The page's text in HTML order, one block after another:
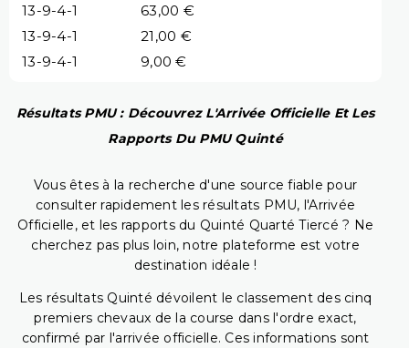
13-9-4-1
63,00 €
13-9-4-1
21,00 €
13-9-4-1
9,00 €
Résultats PMU : Découvrez L'Arrivée Officielle Et Les
Rapports Du PMU Quinté
Vous êtes à la recherche d'une source fiable pour
consulter rapidement les résultats PMU, l'Arrivée
Officielle, et les rapports du Quinté Quarté Tiercé ? Ne
cherchez pas plus loin, notre plateforme est votre
destination idéale !
Les résultats Quinté dévoilent le classement des cinq
premiers chevaux de la course dans l'ordre exact,
confirmé par l'arrivée officielle. Ces informations sont